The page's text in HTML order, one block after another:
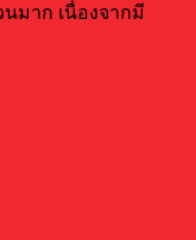
มาก เนื่องจากมี